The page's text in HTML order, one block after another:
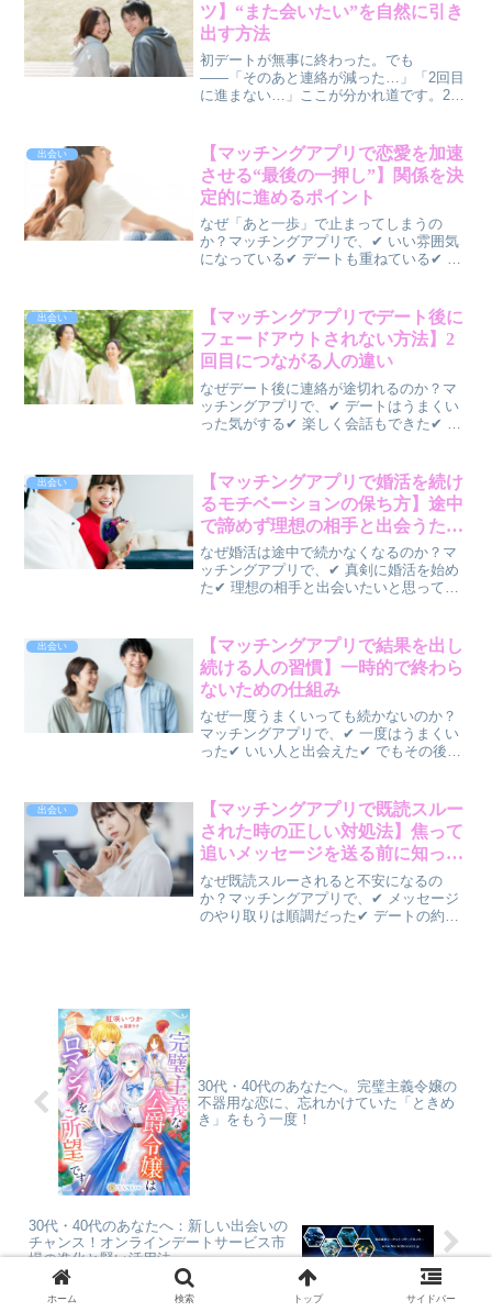
ツ】“また会いたい”を自然に引き
出す方法
初デートが無事に終わった。でも
――「そのあと連絡が減った…」「2回目
に進まない…」ここが分かれ道です。2回
直後にやるべきこと✅ 2回目につながる
LINE・メッセー...
出会い
【マッチングアプリで恋愛を加速
させる“最後の一押し”】関係を決
定的に進めるポイント
なぜ「あと一歩」で止まってしまうの
か？マッチングアプリで、✔ いい雰囲気
になっている✔ デートも重ねている✔ で
たいない状態です恋愛は、👉 “あと一
歩”で決まることが...
出会い
【マッチングアプリでデート後に
フェードアウトされない方法】2
回目につながる人の違い
なぜデート後に連絡が途切れるのか？マ
ッチングアプリで、✔ デートはうまくい
った気がする✔ 楽しく会話もできた✔ で
で差がついていますデート中の印象が良
くても、✔ その...
出会い
【マッチングアプリで婚活を続け
るモチベーションの保ち方】途中
で諦めず理想の相手と出会うため
の習慣
なぜ婚活は途中で続かなくなるのか？マ
ッチングアプリで、✔ 真剣に婚活を始め
た✔ 理想の相手と出会いたいと思ってい
下がった気がする✔ メッセージのやり取
りが負担になる✔...
出会い
【マッチングアプリで結果を出し
続ける人の習慣】一時的で終わら
ないための仕組み
なぜ一度うまくいっても続かないのか？
マッチングアプリで、✔ 一度はうまくい
った✔ いい人と出会えた✔ でもその後続
愛がうまくいくそんな人もいます。この
違いは、👉 「...
出会い
【マッチングアプリで既読スルー
された時の正しい対処法】焦って
追いメッセージを送る前に知って
おきたいこと
なぜ既読スルーされると不安になるの
か？マッチングアプリで、✔ メッセージ
のやり取りは順調だった✔ デートの約束
30代・40代のあなたへ。完璧主義令嬢の
不器用な恋に、忘れかけていた「ときめ
き」をもう一度！
30代・40代のあなたへ：新しい出会いの
チャンス！オンラインデートサービス市
場の進化と賢い活用法
ホーム 検索 トップ サイドバー